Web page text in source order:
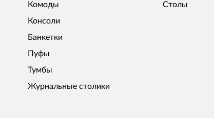
Комоды
Консоли
Банкетки
Пуфы
Тумбы
Журнальные столики
Столы